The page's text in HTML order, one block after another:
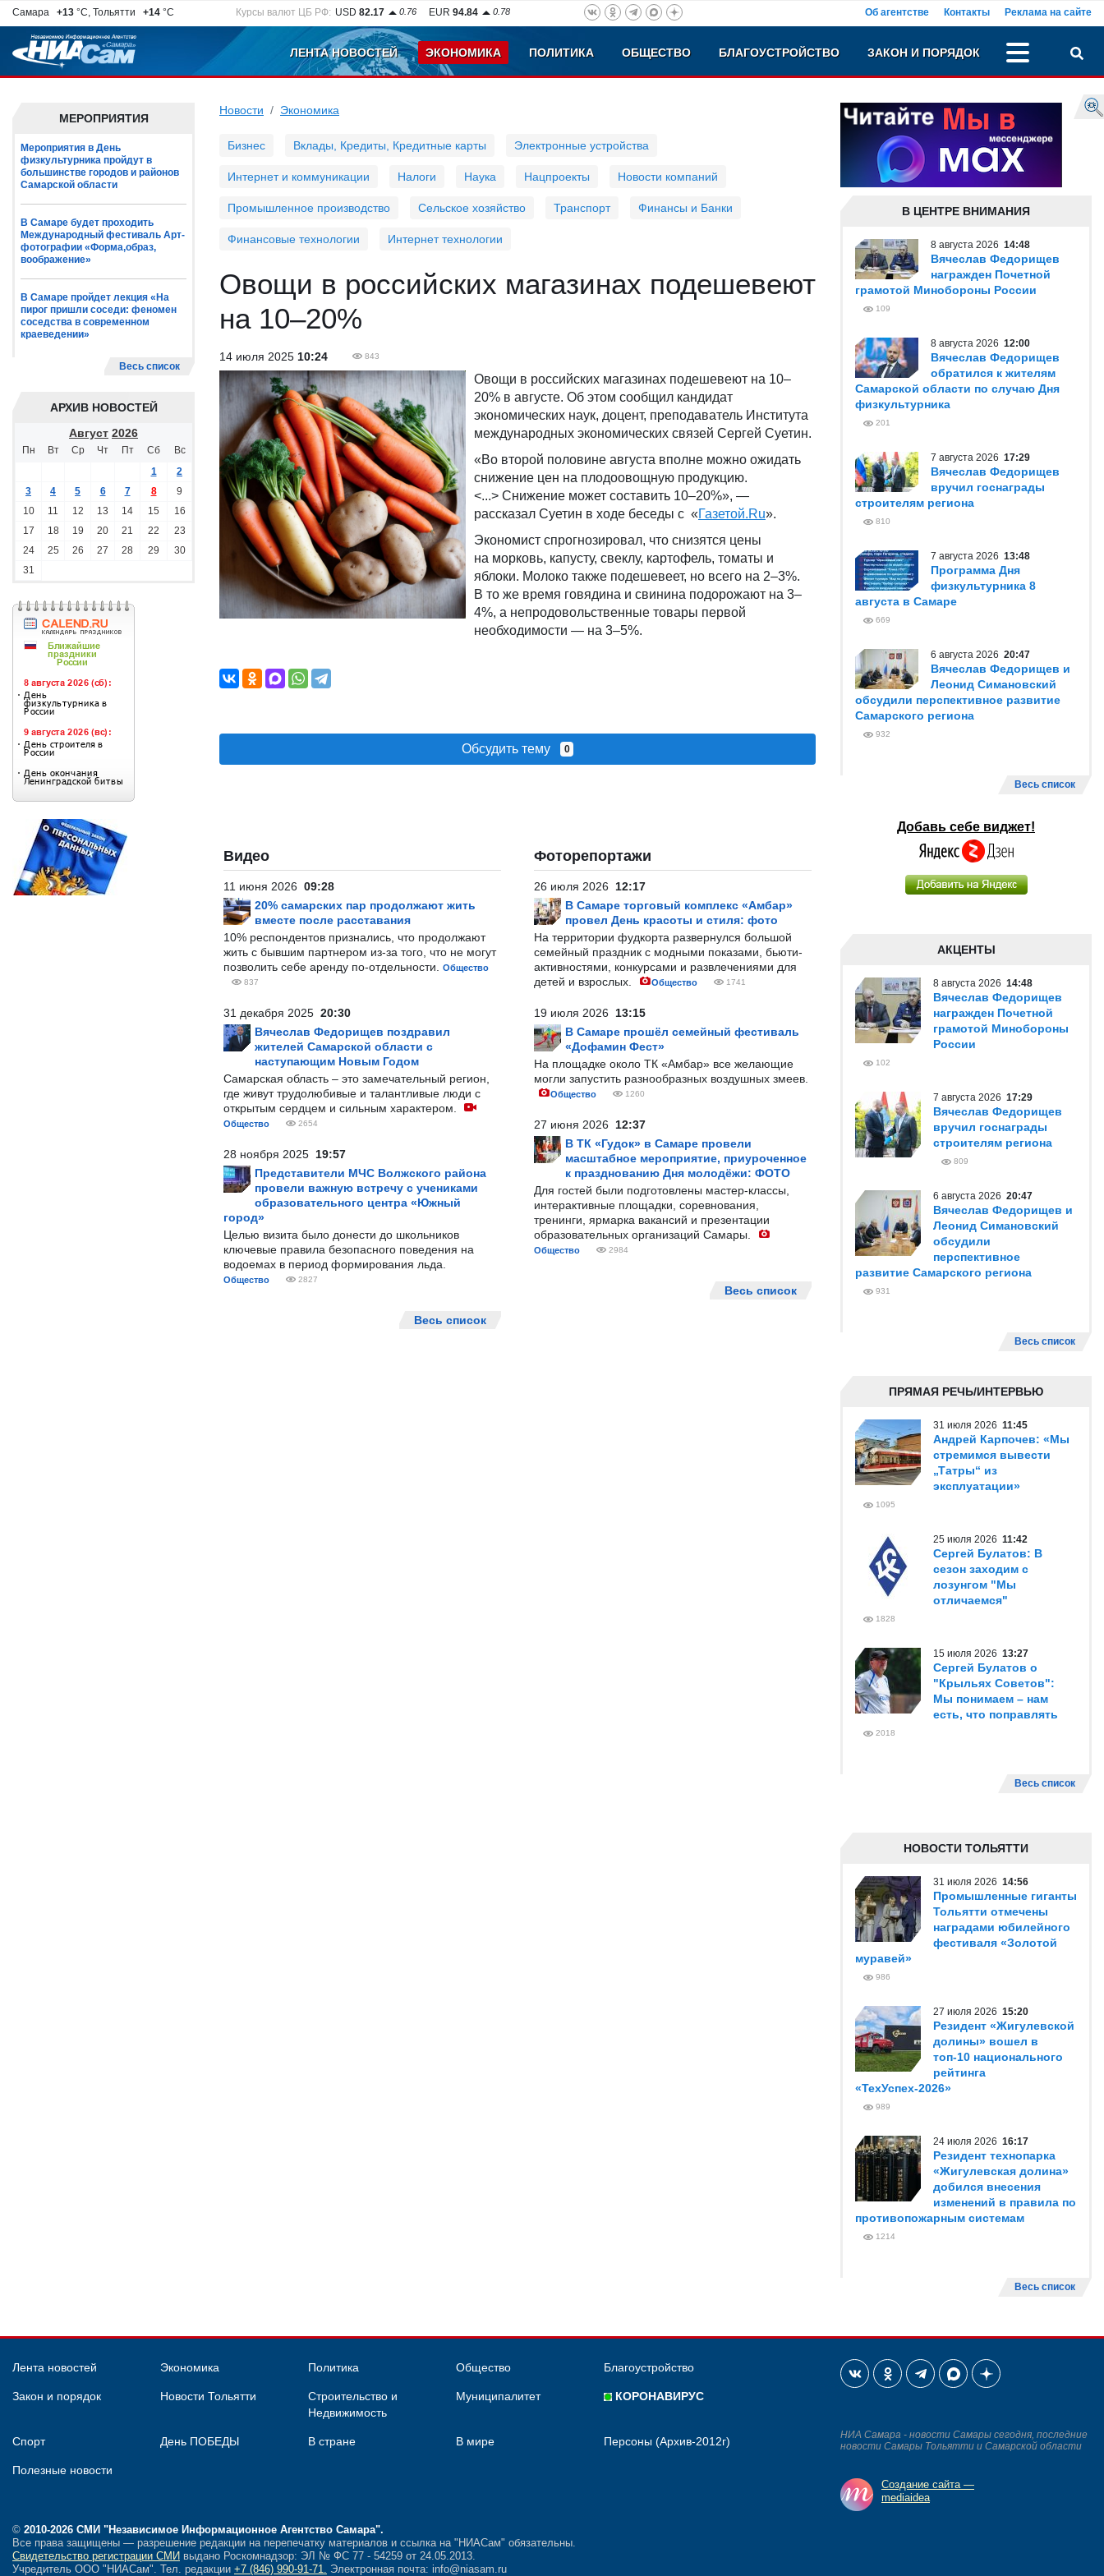
Самара +13 °C, Тольятти +14 °C Курсы валют ЦБ РФ: USD 82.17 0.76 EUR 94.84 0.78 Об агентстве Контакты Реклама на сайте
ЛЕНТА НОВОСТЕЙ ЭКОНОМИКА ПОЛИТИКА ОБЩЕСТВО БЛАГОУСТРОЙСТВО ЗАКОН И ПОРЯДОК
МЕРОПРИЯТИЯ
Мероприятия в День
физкультурника пройдут в
большинстве городов и районов
Самарской области
В Самаре будет проходить
Международный фестиваль Арт-
фотографии «Форма,образ,
воображение»
В Самаре пройдет лекция «На
пирог пришли соседи: феномен
соседства в современном
краеведении»
Весь список
АРХИВ НОВОСТЕЙ
Август 2026
Пн Вт Ср Чт Пт Сб
Вс
1
2
3
4 5 6 7 8
9
10
11 12 13 14 15
16
17
18 19 20 21 22
23
24
25 26 27 28 29
30
31
Новости Экономика
Бизнес Вклады, Кредиты, Кредитные карты Электронные устройства
Интернет и коммуникации Налоги Наука Нацпроекты Новости компаний
Промышленное производство Сельское хозяйство Транспорт Финансы и Банки
Финансовые технологии Интернет технологии
Овощи в российских магазинах подешевеют
на 10–20%
14 июля 2025 10:24 843
Овощи в российских магазинах подешевеют на 10–
20% в августе. Об этом сообщил кандидат
экономических наук, доцент, преподаватель Института
международных экономических связей Сергей Суетин.
«Во второй половине августа вполне можно ожидать
снижение цен на плодоовощную продукцию.
<...> Снижение может составить 10–20%», —
рассказал Суетин в ходе беседы с «Газетой.Ru».
Экономист спрогнозировал, что снизятся цены
на морковь, капусту, свеклу, картофель, томаты и
яблоки. Молоко также подешевеет, но всего на 2–3%.
В то же время говядина и свинина подорожают на 3–
4%, а непродовольственные товары первой
необходимости — на 3–5%.
Обсудить тему 0
Видео
11 июня 2026 09:28
20% самарских пар продолжают жить
вместе после расставания
10% респондентов признались, что продолжают
жить с бывшим партнером из-за того, что не могут
позволить себе аренду по-отдельности.
Общество
837
31 декабря 2025 20:30
Вячеслав Федорищев поздравил
жителей Самарской области с
наступающим Новым Годом
Самарская область – это замечательный регион,
где живут трудолюбивые и талантливые люди с
открытым сердцем и сильным характером.
Общество 2654
28 ноября 2025 19:57
Представители МЧС Волжского района
провели важную встречу с учениками
образовательного центра «Южный
город»
Целью визита было донести до школьников
ключевые правила безопасного поведения на
водоемах в период формирования льда.
Общество 2827
Весь список
Фоторепортажи
26 июля 2026 12:17
В Самаре торговый комплекс «Амбар»
провел День красоты и стиля: фото
На территории фудкорта развернулся большой
семейный праздник с модными показами, бьюти-
активностями, конкурсами и развлечениями для
детей и взрослых.
Общество 1741
19 июля 2026 13:15
В Самаре прошёл семейный фестиваль
«Дофамин Фест»
На площадке около ТК «Амбар» все желающие
могли запустить разнообразных воздушных змеев.
Общество 1260
27 июня 2026 12:37
В ТК «Гудок» в Самаре провели
масштабное мероприятие, приуроченное
к празднованию Дня молодёжи: ФОТО
Для гостей были подготовлены мастер-классы,
интерактивные площадки, соревнования,
тренинги, ярмарка вакансий и презентации
образовательных организаций Самары.
Общество 2984
Весь список
В ЦЕНТРЕ ВНИМАНИЯ
8 августа 2026 14:48
Вячеслав Федорищев
награжден Почетной
грамотой Минобороны России
109
8 августа 2026 12:00
Вячеслав Федорищев
обратился к жителям
Самарской области по случаю Дня
физкультурника
201
7 августа 2026 17:29
Вячеслав Федорищев
вручил госнаграды
строителям региона
810
7 августа 2026 13:48
Программа Дня
физкультурника 8
августа в Самаре
669
6 августа 2026 20:47
Вячеслав Федорищев и
Леонид Симановский
обсудили перспективное развитие
Самарского региона
932
Весь список
Добавь себе виджет!
АКЦЕНТЫ
8 августа 2026 14:48
Вячеслав Федорищев
награжден Почетной
грамотой Минобороны
России
102
7 августа 2026 17:29
Вячеслав Федорищев
вручил госнаграды
строителям региона
809
6 августа 2026 20:47
Вячеслав Федорищев и
Леонид Симановский
обсудили
перспективное
развитие Самарского региона
931
Весь список
ПРЯМАЯ РЕЧЬ/ИНТЕРВЬЮ
31 июля 2026 11:45
Андрей Карпочев: «Мы
стремимся вывести
„Татры“ из
эксплуатации»
1095
25 июля 2026 11:42
Сергей Булатов: В
сезон заходим с
лозунгом "Мы
отличаемся"
1828
15 июля 2026 13:27
Сергей Булатов о
"Крыльях Советов":
Мы понимаем – нам
есть, что поправлять
2018
Весь список
НОВОСТИ ТОЛЬЯТТИ
31 июля 2026 14:56
Промышленные гиганты
Тольятти отмечены
наградами юбилейного
фестиваля «Золотой
муравей»
986
27 июля 2026 15:20
Резидент «Жигулевской
долины» вошел в
топ-10 национального
рейтинга
«ТехУспех-2026»
989
24 июля 2026 16:17
Резидент технопарка
«Жигулевская долина»
добился внесения
изменений в правила по
противопожарным системам
1214
Весь список
Лента новостей Экономика Политика Общество Благоустройство
Закон и порядок Новости Тольятти
Строительство и
Недвижимость
Муниципалитет КОРОНАВИРУС
Спорт День ПОБЕДЫ В стране В мире Персоны (Архив-2012г)
Полезные новости
© 2010-2026 СМИ "Независимое Информационное Агентство Самара".
Все права защищены — разрешение редакции на перепечатку материалов и ссылка на "НИАСам" обязательны.
Свидетельство регистрации СМИ выдано Роскомнадзор: ЭЛ № ФС 77 - 54259 от 24.05.2013.
Учредитель ООО "НИАСам". Тел. редакции +7 (846) 990-91-71. Электронная почта: info@niasam.ru
НИА Самара - новости Самары сегодня, последние
новости Самары Тольятти и Самарской области
Создание сайта —
mediaidea